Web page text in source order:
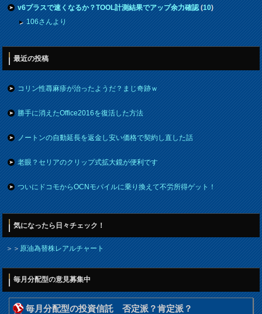
v6プラスで速くなるか？TOOL計測結果でアップ余力確認(10)
106さんより
最近の投稿
コリン性蕁麻疹が治ったようだ？まじ奇跡ｗ
勝手に消えたOffice2016を復活した方法
ノートンの自動延長を返金し安い価格で契約し直した話
老眼？セリアのクリップ式拡大鏡が便利です
ついにドコモからOCNモバイルに乗り換えて不労所得ゲット！
気になったら日々チェック！
＞＞原油為替株レアルチャート
毎月分配型の意見募集中
毎月分配型の投資信託 否定派？肯定派？